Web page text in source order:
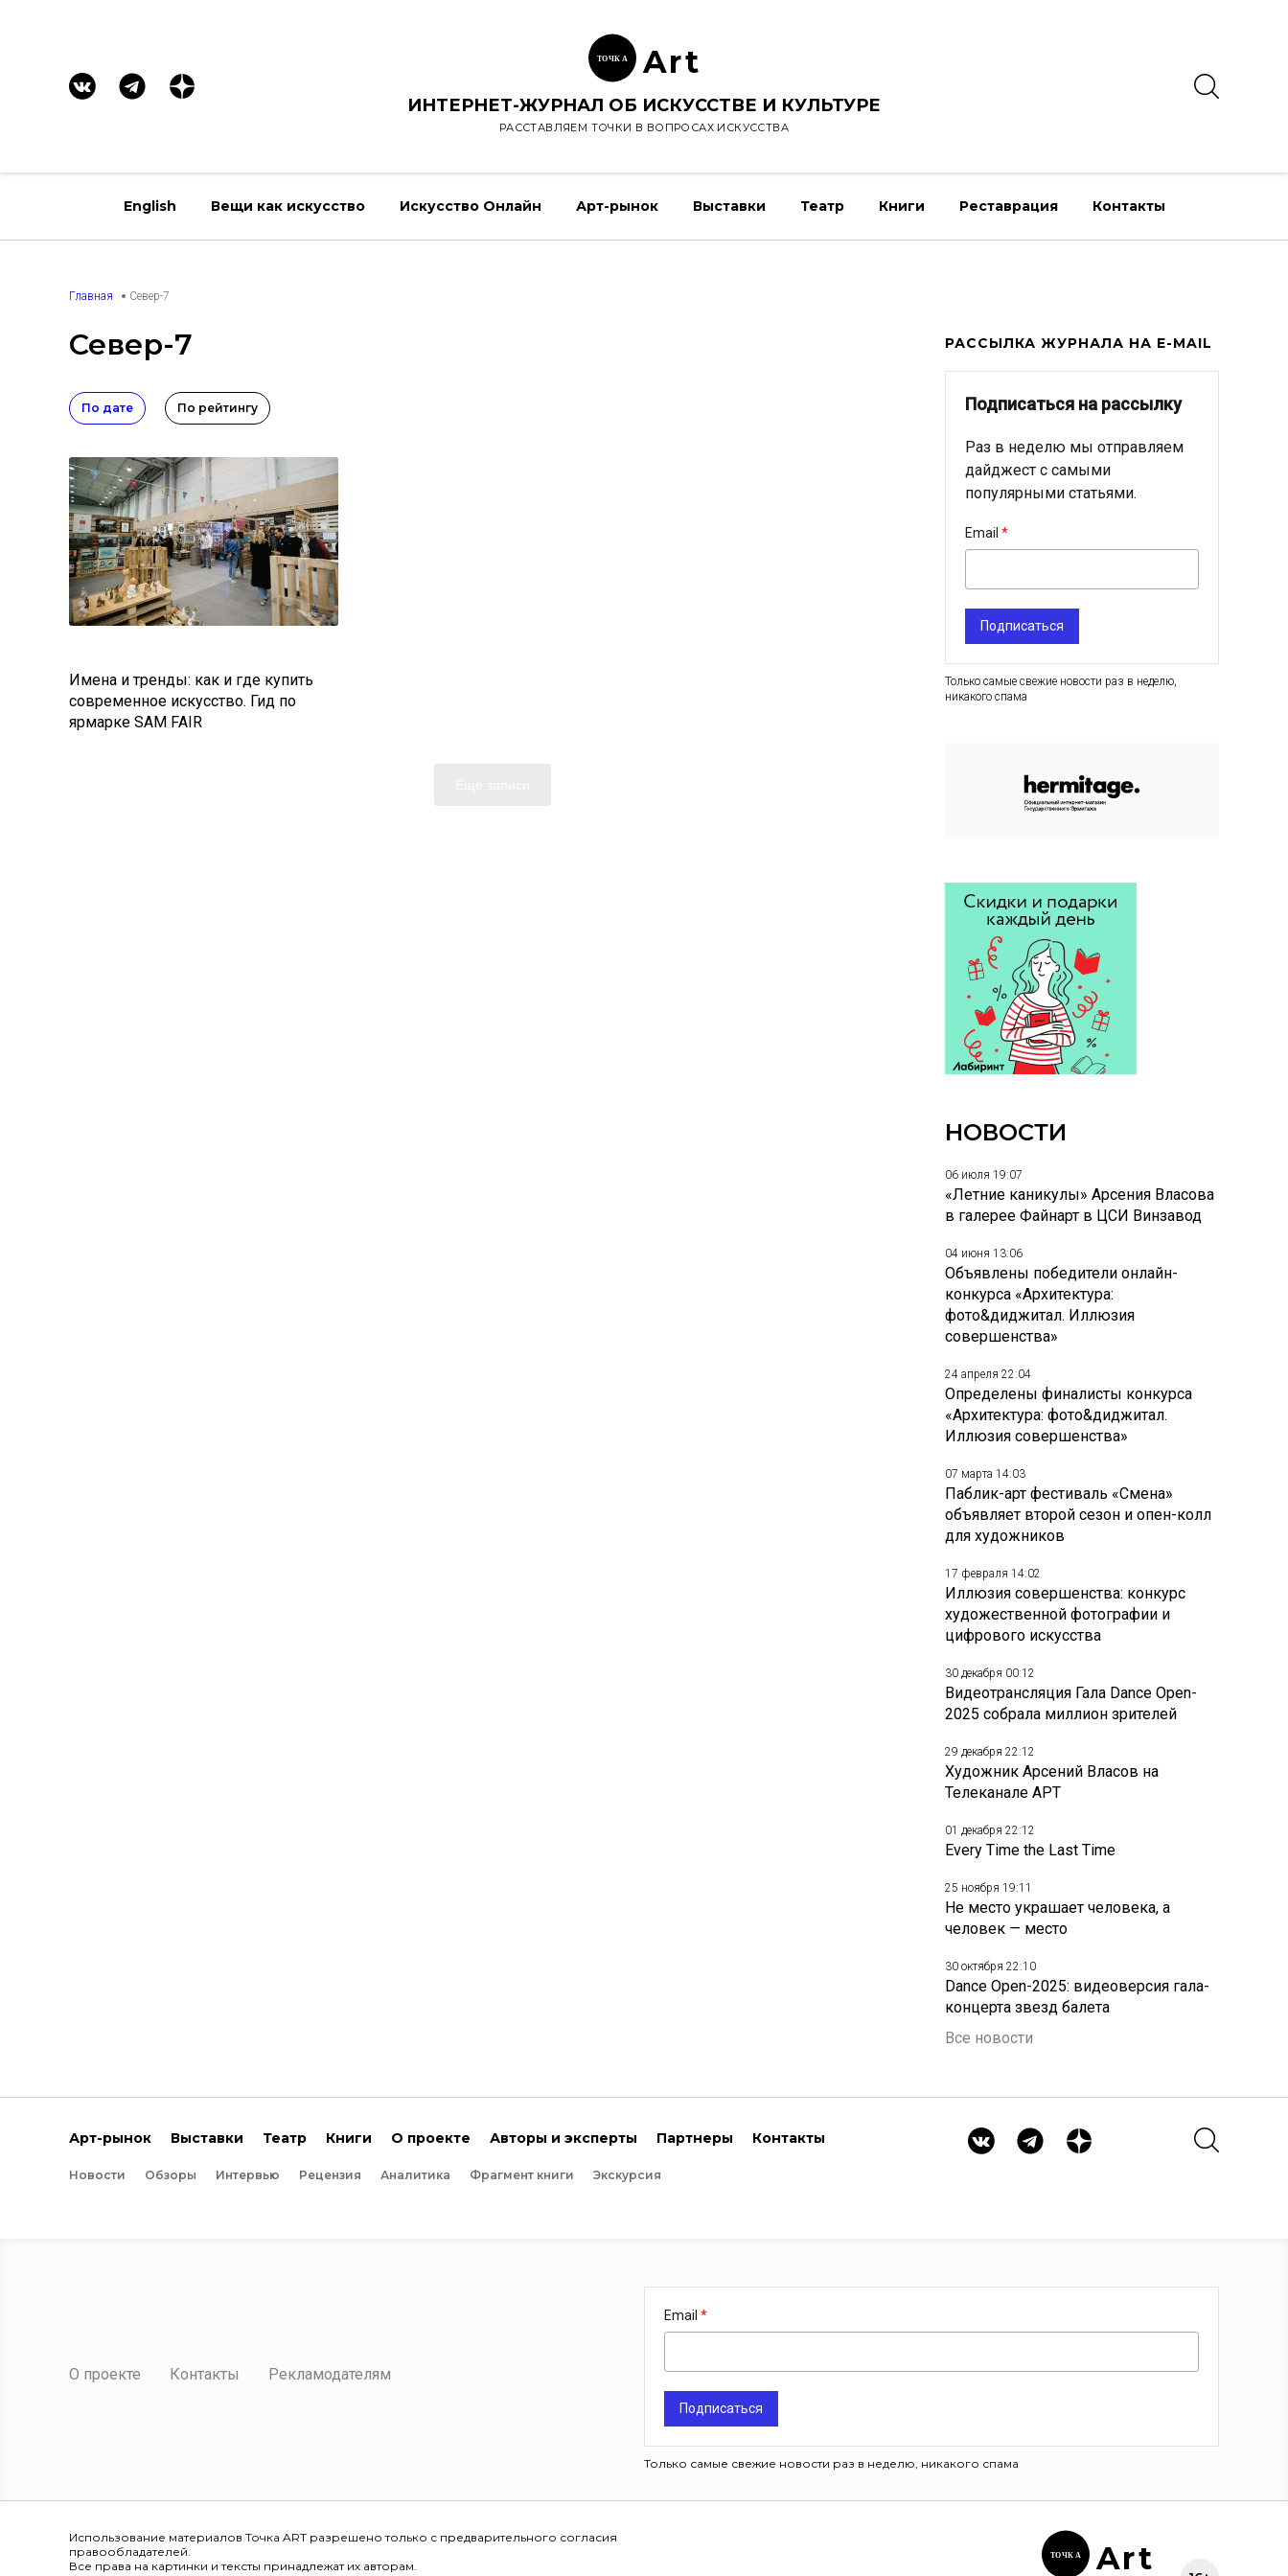
ТОЧК А Art
ИНТЕРНЕТ-ЖУРНАЛ ОБ ИСКУССТВЕ И КУЛЬТУРЕ
РАССТАВЛЯЕМ ТОЧКИ В ВОПРОСАХ ИСКУССТВА
English Вещи как искусство Искусство Онлайн Арт-рынок Выставки Театр Книги Реставрация Контакты
Главная Север-7
Север-7
По дате По рейтингу
Имена и тренды: как и где купить
современное искусство. Гид по
ярмарке SAM FAIR
РАССЫЛКА ЖУРНАЛА НА E-MAIL
Подписаться на рассылку
Раз в неделю мы отправляем
дайджест с самыми
популярными статьями.
Email
Подписаться
Только самые свежие новости раз в неделю,
никакого спама
НОВОСТИ
06 июля 19:07
«Летние каникулы» Арсения Власова
в галерее Файнарт в ЦСИ Винзавод
04 июня 13:06
Объявлены победители онлайн-
конкурса «Архитектура:
фото&диджитал. Иллюзия
совершенства»
24 апреля 22:04
Определены финалисты конкурса
«Архитектура: фото&диджитал.
Иллюзия совершенства»
07 марта 14:03
Паблик-арт фестиваль «Смена»
объявляет второй сезон и опен-колл
для художников
17 февраля 14:02
Иллюзия совершенства: конкурс
художественной фотографии и
цифрового искусства
30 декабря 00:12
Видеотрансляция Гала Dance Open-
2025 собрала миллион зрителей
29 декабря 22:12
Художник Арсений Власов на
Телеканале АРТ
01 декабря 22:12
Every Time the Last Time
25 ноября 19:11
Не место украшает человека, а
человек — место
30 октября 22:10
Dance Open-2025: видеоверсия гала-
концерта звезд балета
Все новости
Арт-рынок Выставки Театр Книги О проекте Авторы и эксперты Партнеры Контакты
Новости Обзоры Интервью Рецензия Аналитика Фрагмент книги Экскурсия
О проекте Контакты Рекламодателям
Email
Подписаться
Только самые свежие новости раз в неделю, никакого спама
Использование материалов Точка ART разрешено только с предварительного согласия
правообладателей.
Все права на картинки и тексты принадлежат их авторам.
ТОЧК А Art